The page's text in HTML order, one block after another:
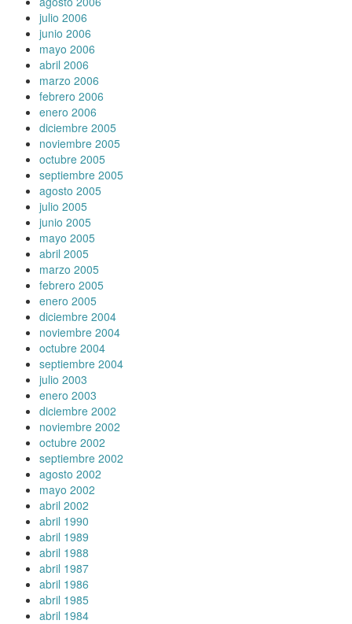
julio 2006
junio 2006
mayo 2006
abril 2006
marzo 2006
febrero 2006
enero 2006
diciembre 2005
noviembre 2005
octubre 2005
septiembre 2005
agosto 2005
julio 2005
junio 2005
mayo 2005
abril 2005
marzo 2005
febrero 2005
enero 2005
diciembre 2004
noviembre 2004
octubre 2004
septiembre 2004
julio 2003
enero 2003
diciembre 2002
noviembre 2002
octubre 2002
septiembre 2002
agosto 2002
mayo 2002
abril 2002
abril 1990
abril 1989
abril 1988
abril 1987
abril 1986
abril 1985
abril 1984